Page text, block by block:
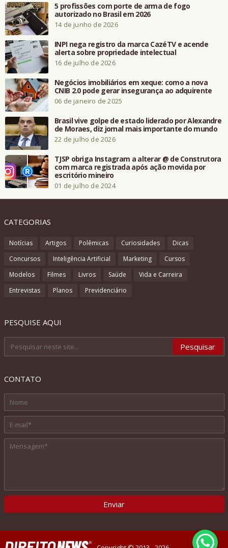
5 profissões com porte de arma de fogo
autorizado no Brasil em 2026
14 de junho de 2026
INPI nega registro da marca CazéTV e acende
alerta sobre propriedade intelectual
16 de julho de 2026
Negócios imobiliários em xeque: como a nova
CNIB 2.0 pode gerar insegurança ao adquirente
06 de janeiro de 2025
Brasil vive golpe de estado liderado por Alexandre
de Moraes, diz jornal mais importante do mundo
22 de julho de 2026
TJSP obriga Instagram a alterar @ de Construtora
com marca registrada após ação movida por
escritório mineiro
01 de julho de 2024
CATEGORIAS
Notícias Artigos Polêmicas Curiosidades
Dicas
Concursos
Inteligência Artificial Marketing
Cursos
Modelos
Filmes Livros Saúde
Vida e Carreira
Entrevistas
Planos Previdenciário
PESQUISE AQUI
CONTATO